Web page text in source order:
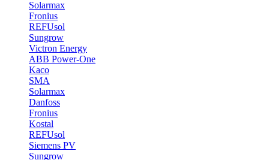
Solarmax
Fronius
REFUsol
Sungrow
Victron Energy
ABB Power-One
Kaco
SMA
Solarmax
Danfoss
Fronius
Kostal
REFUsol
Siemens PV
Sungrow